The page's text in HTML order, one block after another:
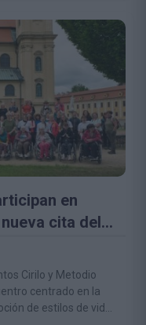
en
cita del
del que
Camino
Cirilo y Metodio
centrado en la
de estilos de vida